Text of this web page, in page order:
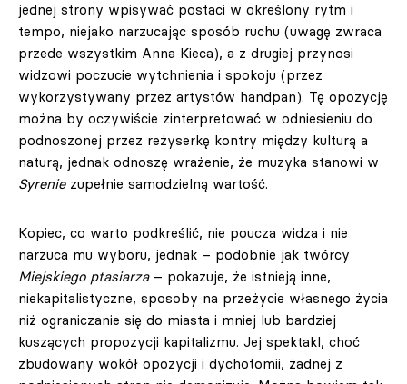
jednej strony wpisywać postaci w określony rytm i
tempo, niejako narzucając sposób ruchu (uwagę zwraca
przede wszystkim Anna Kieca), a z drugiej przynosi
widzowi poczucie wytchnienia i spokoju (przez
wykorzystywany przez artystów handpan). Tę opozycję
można by oczywiście zinterpretować w odniesieniu do
podnoszonej przez reżyserkę kontry między kulturą a
naturą, jednak odnoszę wrażenie, że muzyka stanowi w
Syrenie zupełnie samodzielną wartość.
Kopiec, co warto podkreślić, nie poucza widza i nie
narzuca mu wyboru, jednak – podobnie jak twórcy
Miejskiego ptasiarza – pokazuje, że istnieją inne,
niekapitalistyczne, sposoby na przeżycie własnego życia
niż ograniczanie się do miasta i mniej lub bardziej
kuszących propozycji kapitalizmu. Jej spektakl, choć
zbudowany wokół opozycji i dychotomii, żadnej z